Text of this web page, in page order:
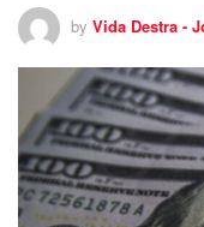
by Vida Destra -